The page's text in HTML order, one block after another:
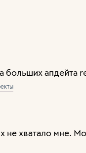
больших апдейта
не хватало мне.